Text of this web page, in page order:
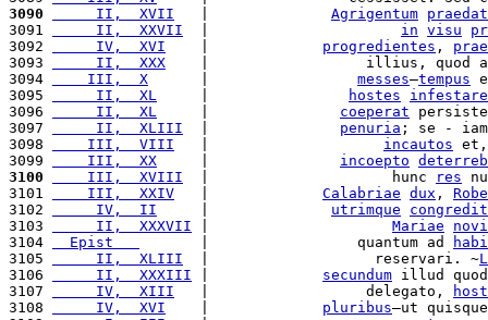
3090
     II,  XVII
Agrigentum
3091
     II,  XXVII
in visu
3092
     IV,  XVI
progredientes , prae
3093
     II,  XXX
|                  illius, quod
3094
    III,  X
messes—tempus
3095
     II,  XL
hostes
infestare
3096
     II,  XL
coeperat
3097
     II,  XLIII
penuria ; se -
3098
    III,  VIII
incautos
3099
    III,  XX
incoepto
3100
    III,  XVIII
  |                     hunc
res
3101
    III,  XXIV
Calabriae dux ,
3102
     IV,  II
utrimque
3103
     II,  XXXVII
Mariae
3104
  Epist
       |                 quantum ad
3105
     II,  XLIII
  |                   reservari. ~
3106
     II,  XXXIII
secundum illud
3107
     IV,  XIII
   |                  delegato,
3108
     IV,  XVI
pluribus—ut